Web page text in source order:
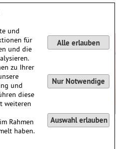
und
für
und die
zu Ihrer
und
diese
weiteren
Rahmen
haben.
Alle erlauben
Nur Notwendige
Auswahl erlauben